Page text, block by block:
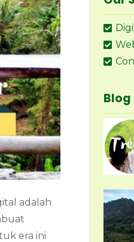
adalah
era ini
Blog